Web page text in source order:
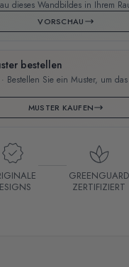
dieses Wandbildes in Ihrem
VORSCHAU
bestellen
Bestellen Sie ein Muster, um
MUSTER KAUFEN
GREENGUARD
ZERTIFIZIERT